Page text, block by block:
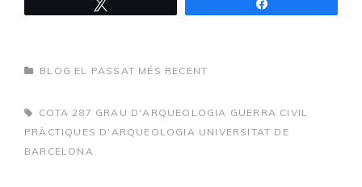
CATEGORIES
BLOG EL PASSAT MÉS RECENT
TAGS,COTA 287 GRAU D'ARQUEOLOGIA GUERRA CIVIL
PRÀCTIQUES D'ARQUEOLOGIA UNIVERSITAT DE
BARCELONA